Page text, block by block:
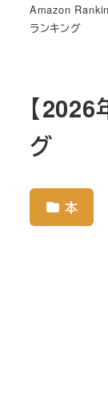
Amazon
ランキング
【
グ
本